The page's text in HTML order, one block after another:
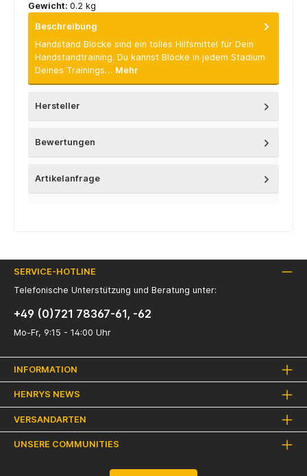
Gewicht: 0.2 kg
Beschreibung
Handstand Blöcke sind ein tolles Hilfsmittel für Dein
Handstandtraining. Du kannst Blöcke in jedem Stadium
Deines Trainings… Mehr
Hersteller
Bewertungen
Artikelanfrage
SERVICE-HOTLINE
Telefonische Unterstützung und Beratung unter:
+49 (0)721 78367-61, -62
Mo-Fr, 9:15 - 14:00 Uhr
INFORMATION
HENRYS NEWS
VERSANDARTEN
UNSERE COMMUNITIES